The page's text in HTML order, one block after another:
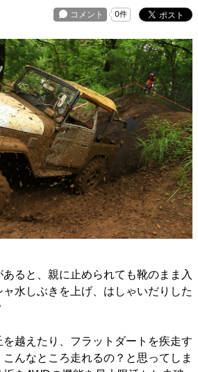
ると、親に止められても靴のまま入
水しぶきを上げ、はしゃいだりした
越えたり、フラットダートを疾走す
んなところ走れるの？と思ってしま